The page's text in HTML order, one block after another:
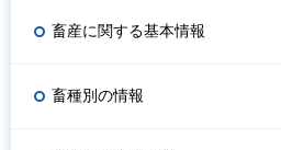
畜産に関する基本情報
畜種別の情報